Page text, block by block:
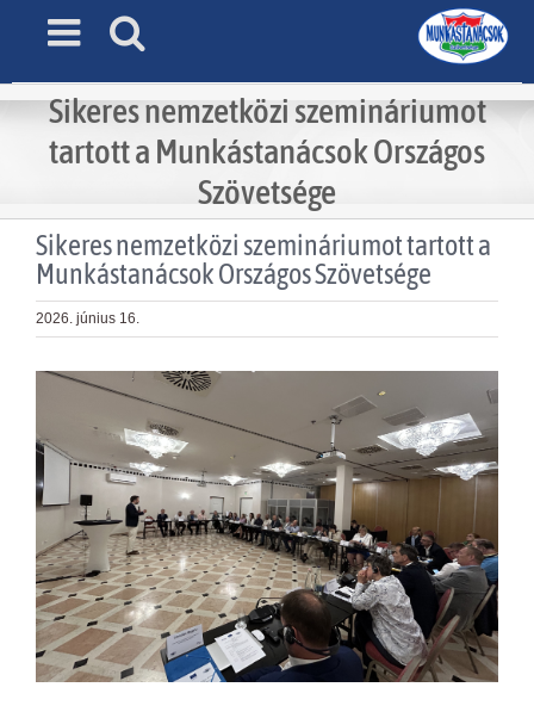
Sikeres nemzetközi szemináriumot
tartott a Munkástanácsok Országos
Szövetsége
Sikeres nemzetközi szemináriumot tartott a
Munkástanácsok Országos Szövetsége
2026. június 16.
View